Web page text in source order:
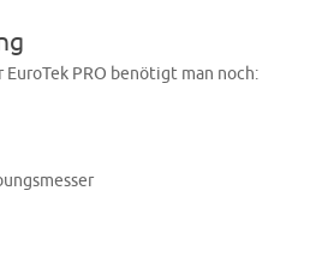
PRO benötigt man noch: